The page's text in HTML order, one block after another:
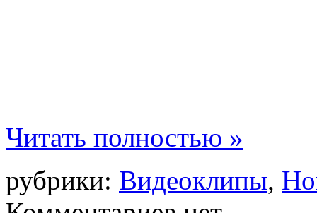
Читать полностью »
рубрики: Видеоклипы,